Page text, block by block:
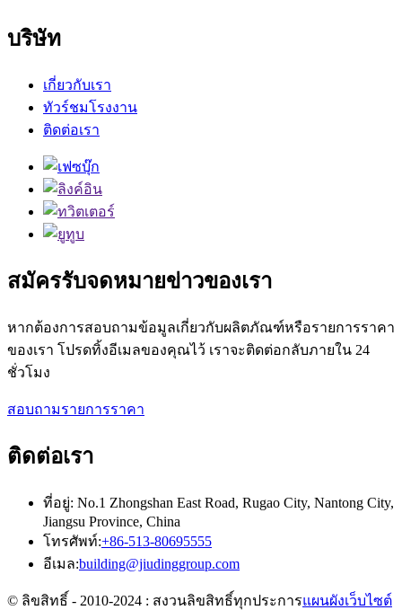
บริษัท
เกี่ยวกับเรา
ทัวร์ชมโรงงาน
ติดต่อเรา
สมัครรับจดหมายข่าวของเรา
หากต้องการสอบถามข้อมูลเกี่ยวกับผลิตภัณฑ์หรือรายการราคา
ของเรา โปรดทิ้งอีเมลของคุณไว้ เราจะติดต่อกลับภายใน 24
ชั่วโมง
สอบถามรายการราคา
ติดต่อเรา
ที่อยู่: No.1 Zhongshan East Road, Rugao City, Nantong City,
Jiangsu Province, China
โทรศัพท์:+86-513-80695555
อีเมล:building@jiudinggroup.com
© ลิขสิทธิ์ - 2010-2024 : สงวนลิขสิทธิ์ทุกประการแผนผังเว็บไซต์